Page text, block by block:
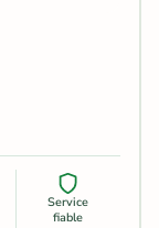
Service
fiable